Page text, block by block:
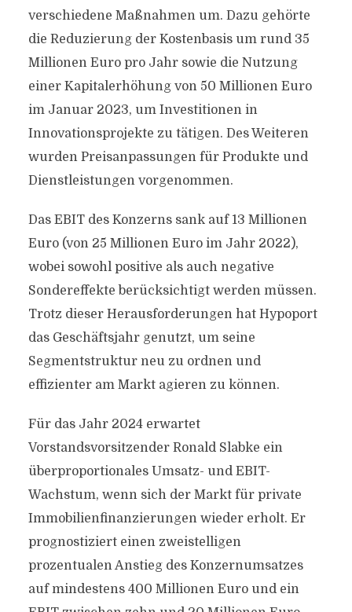
verschiedene Maßnahmen um. Dazu gehörte
die Reduzierung der Kostenbasis um rund 35
Millionen Euro pro Jahr sowie die Nutzung
einer Kapitalerhöhung von 50 Millionen Euro
im Januar 2023, um Investitionen in
Innovationsprojekte zu tätigen. Des Weiteren
wurden Preisanpassungen für Produkte und
Dienstleistungen vorgenommen.
Das EBIT des Konzerns sank auf 13 Millionen
Euro (von 25 Millionen Euro im Jahr 2022),
wobei sowohl positive als auch negative
Sondereffekte berücksichtigt werden müssen.
Trotz dieser Herausforderungen hat Hypoport
das Geschäftsjahr genutzt, um seine
Segmentstruktur neu zu ordnen und
effizienter am Markt agieren zu können.
Für das Jahr 2024 erwartet
Vorstandsvorsitzender Ronald Slabke ein
überproportionales Umsatz- und EBIT-
Wachstum, wenn sich der Markt für private
Immobilienfinanzierungen wieder erholt. Er
prognostiziert einen zweistelligen
prozentualen Anstieg des Konzernumsatzes
auf mindestens 400 Millionen Euro und ein